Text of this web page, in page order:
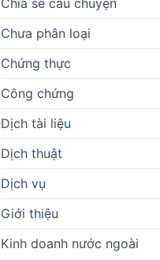
Chưa phân loại
Chứng thực
Công chứng
Dịch tài liệu
Dịch thuật
Dịch vụ
Giới thiệu
Kinh doanh nước ngoài